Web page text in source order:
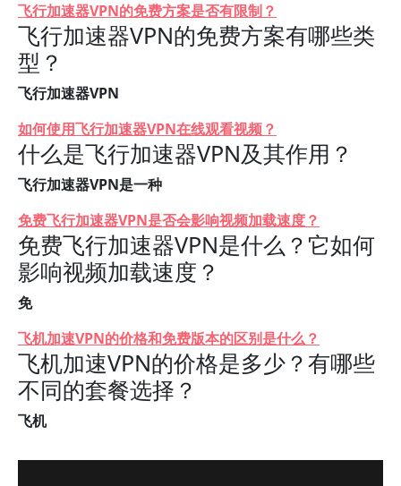
飞行加速器VPN的免费方案是否有限制？
飞行加速器VPN的免费方案有哪些类
型？
飞行加速器VPN
如何使用飞行加速器VPN在线观看视频？
什么是飞行加速器VPN及其作用？
飞行加速器VPN是一种
免费飞行加速器VPN是否会影响视频加载速度？
免费飞行加速器VPN是什么？它如何
影响视频加载速度？
免
飞机加速VPN的价格和免费版本的区别是什么？
飞机加速VPN的价格是多少？有哪些
不同的套餐选择？
飞机